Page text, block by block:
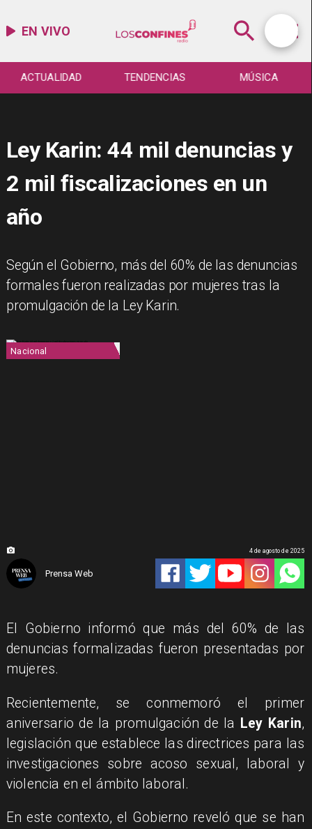
EN VIVO
ACTUALIDAD TENDENCIAS MÚSICA
Ley Karin: 44 mil denuncias y
2 mil fiscalizaciones en un
año
Según el Gobierno, más del 60% de las denuncias
formales fueron realizadas por mujeres tras la
promulgación de la Ley Karin.
Nacional
Prensa Web
4 de agosto de 2025
El Gobierno informó que más del 60% de las
denuncias formalizadas fueron presentadas por
mujeres.
Recientemente, se conmemoró el primer
aniversario de la promulgación de la Ley Karin,
legislación que establece las directrices para las
investigaciones sobre acoso sexual, laboral y
violencia en el ámbito laboral.
En este contexto, el Gobierno reveló que se han